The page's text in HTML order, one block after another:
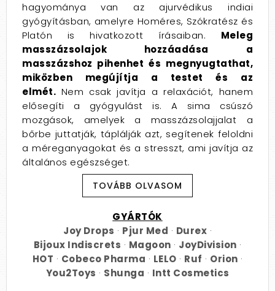
hagyománya van az ajurvédikus indiai
gyógyításban, amelyre Homéres, Szókratész és
Platón is hivatkozott írásaiban. Meleg
masszázsolajok hozzáadása a
masszázshoz pihenhet és megnyugtathat,
miközben megújítja a testet és az
elmét. Nem csak javítja a relaxációt, hanem
elősegíti a gyógyulást is. A sima csúszó
mozgások, amelyek a masszázsolajjalat a
bőrbe juttatják, táplálják azt, segítenek feloldni
a méreganyagokat és a stresszt, ami javítja az
általános egészséget.
A masszázs olajoknak több célja van, egyrészt
a síkosítás, hogy a masszírozó kéz súrlódás
nélkül tudjon siklani a bőrfelületen és
kellemesebb tapintást biztosítson. Másrészt,
hogy a benne lévő illataromák kellemesebbé
és meghittebbé tegyék a masszázst.
TOVÁBB OLVASOM
GYÁRTÓK
Joy Drops · Pjur Med · Durex ·
Bijoux Indiscrets · Magoon · JoyDivision ·
HOT · Cobeco Pharma · LELO · Ruf · Orion ·
You2Toys · Shunga · Intt Cosmetics